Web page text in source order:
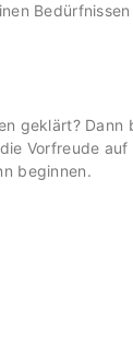
geklärt? Dann
Vorfreude auf
beginnen.